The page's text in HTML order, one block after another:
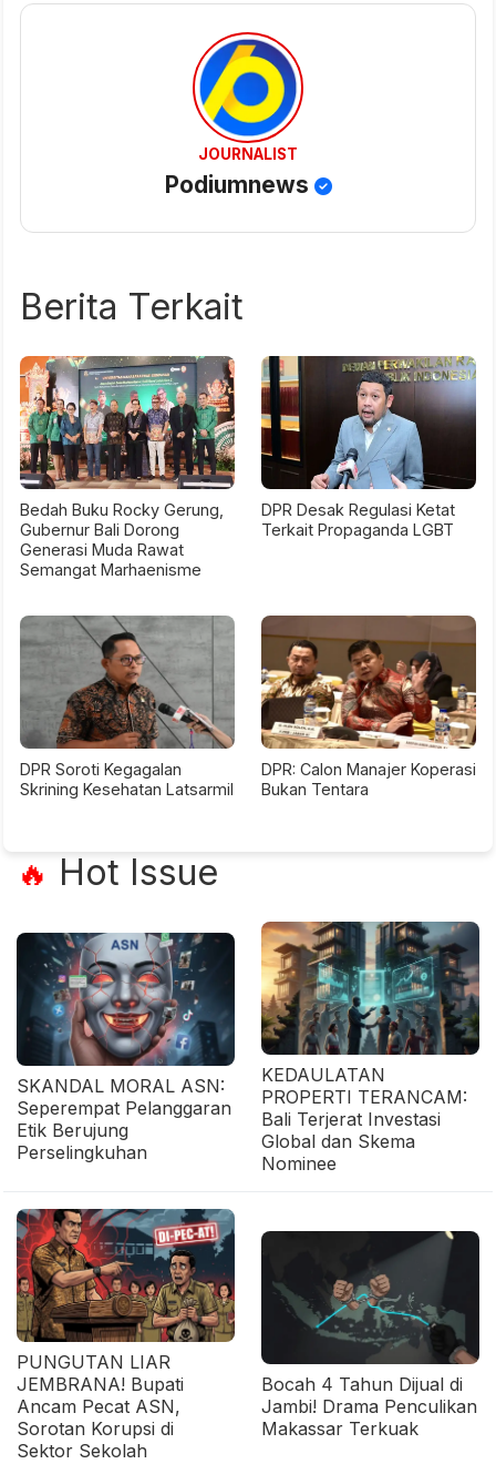
JOURNALIST
Podiumnews
Berita Terkait
Bedah Buku Rocky Gerung,
Gubernur Bali Dorong
Generasi Muda Rawat
Semangat Marhaenisme
DPR Desak Regulasi Ketat
Terkait Propaganda LGBT
DPR Soroti Kegagalan
Skrining Kesehatan Latsarmil
DPR: Calon Manajer Koperasi
Bukan Tentara
🔥 Hot Issue
SKANDAL MORAL ASN:
Seperempat Pelanggaran
Etik Berujung
Perselingkuhan
KEDAULATAN
PROPERTI TERANCAM:
Bali Terjerat Investasi
Global dan Skema
Nominee
PUNGUTAN LIAR
JEMBRANA! Bupati
Ancam Pecat ASN,
Sorotan Korupsi di
Sektor Sekolah
Bocah 4 Tahun Dijual di
Jambi! Drama Penculikan
Makassar Terkuak